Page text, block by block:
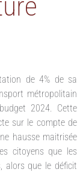
de 4% de sa
métropolitain
2024. Cette
sur le compte de
hausse maitrisée
citoyens que les
alors que le déficit